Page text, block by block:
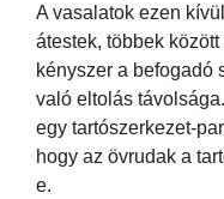
A vasalatok ezen
átestek, többek
kényszer a befogadó
való eltolás
egy tartószerkezet-
hogy az övrudak a
e.